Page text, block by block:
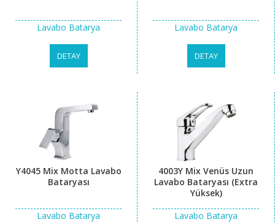
Lavabo Batarya
DETAY
Lavabo Batarya
DETAY
Y4045 Mix Motta Lavabo
Bataryası
Lavabo Batarya
4003Y Mix Venüs Uzun
Lavabo Bataryası (Extra
Yüksek)
Lavabo Batarya